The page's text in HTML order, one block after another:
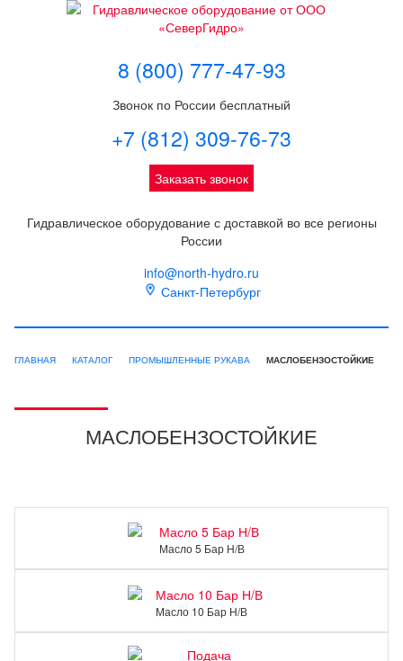
8 (800) 777-47-93
Звонок по России бесплатный
+7 (812) 309-76-73
Заказать звонок
Гидравлическое оборудование с доставкой во все регионы
России
info@north-hydro.ru
Санкт-Петербург
ГЛАВНАЯ КАТАЛОГ ПРОМЫШЛЕННЫЕ РУКАВА МАСЛОБЕНЗОСТОЙКИЕ
МАСЛОБЕНЗОСТОЙКИЕ
Масло 5 Бар Н/В
Масло 10 Бар Н/В